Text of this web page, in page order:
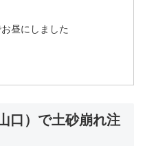
昼にしました
口）で土砂崩れ注